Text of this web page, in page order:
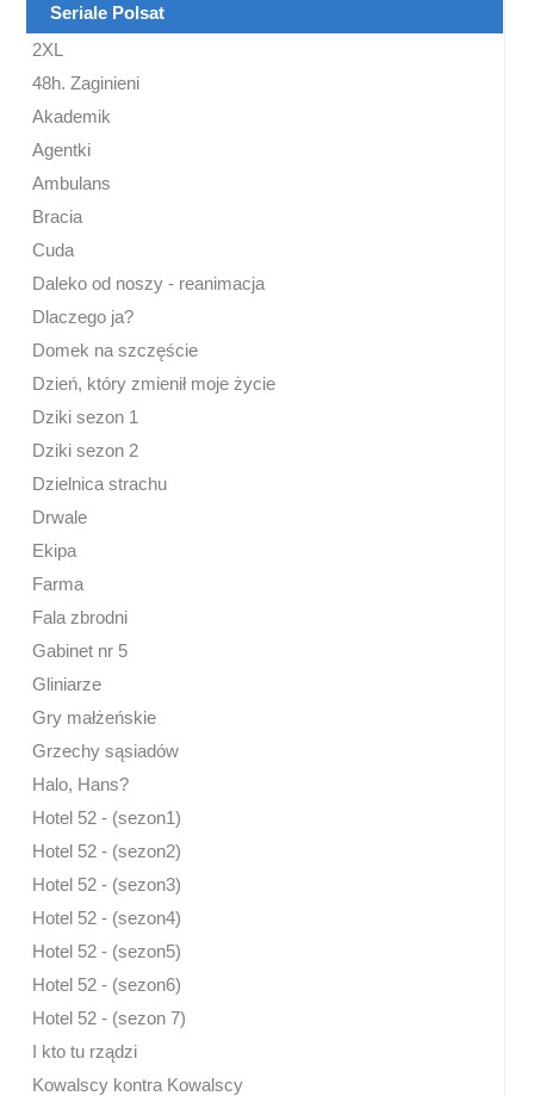
Seriale Polsat
2XL
48h. Zaginieni
Akademik
Agentki
Ambulans
Bracia
Cuda
Daleko od noszy - reanimacja
Dlaczego ja?
Domek na szczęście
Dzień, który zmienił moje życie
Dziki sezon 1
Dziki sezon 2
Dzielnica strachu
Drwale
Ekipa
Farma
Fala zbrodni
Gabinet nr 5
Gliniarze
Gry małżeńskie
Grzechy sąsiadów
Halo, Hans?
Hotel 52 - (sezon1)
Hotel 52 - (sezon2)
Hotel 52 - (sezon3)
Hotel 52 - (sezon4)
Hotel 52 - (sezon5)
Hotel 52 - (sezon6)
Hotel 52 - (sezon 7)
I kto tu rządzi
Kowalscy kontra Kowalscy